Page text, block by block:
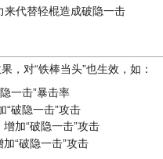
代替轻棍造成破隐一击
，对“铁棒当头”也生效，如：
隐一击”暴击率
“破隐一击”攻击
增加“破隐一击”攻击
加“破隐一击”攻击